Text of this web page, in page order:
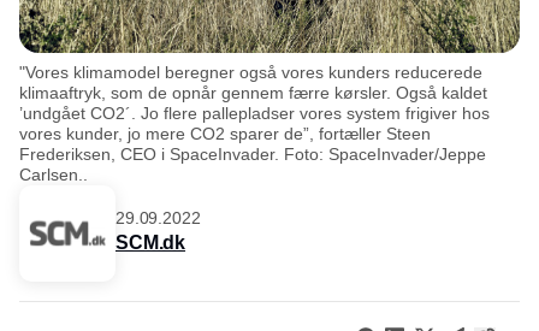
"Vores klimamodel beregner også vores kunders reducerede
klimaaftryk, som de opnår gennem færre kørsler. Også kaldet
’undgået CO2´. Jo flere pallepladser vores system frigiver hos
vores kunder, jo mere CO2 sparer de”, fortæller Steen
Frederiksen, CEO i SpaceInvader. Foto: SpaceInvader/Jeppe
Carlsen..
29.09.2022
SCM.dk